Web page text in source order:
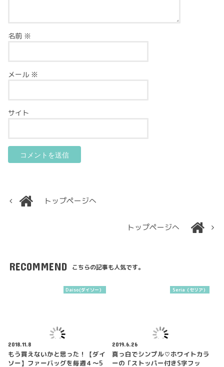
名前 ※
メール ※
サイト
トップページへ
トップページへ
RECOMMEND こちらの記事も人気です。
Daiso(ダイソー）
2018.11.8
もう買えないかと思った！【ダイ
ソー】ファーバッグを毎週４～5
Seria（セリア）
2019.6.26
真っ白でシンプル♡ホワイトカラ
ーの「ストッパー付きS字フッ